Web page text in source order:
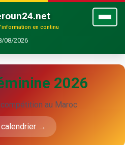
en continu
08/2026
2026
au Maroc
→